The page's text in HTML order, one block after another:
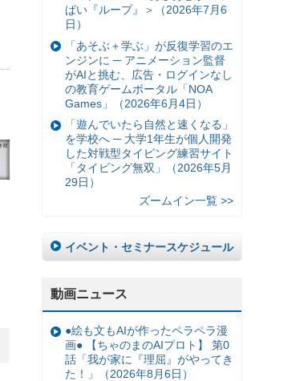
ぱい『ループ』＞（2026年7月6
日）
「あそぶ＋学ぶ」が反復学習のエ
ンジンに ─ アニメーション監督
がAIと挑む、広告・ログインなし
の教育ゲームポータル「NOA
Games」（2026年6月4日）
「遊んでいたら自然と速くなる」
を学校へ ─ 大学1年生が個人開発
した対戦型タイピング練習サイト
「タイピング無双」（2026年5月
29日）
ズームイン一覧 >>
イベント・セミナースケジュール
動画ニュース
●絵も文もAIが作ったペラペラ漫
画● 【ちゃのまのAIプロト】 第0
話「我が家に『理屈』がやってき
た！」（2026年8月6日）